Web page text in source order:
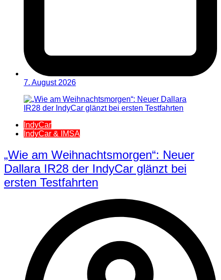
7. August 2026
IndyCar
IndyCar & IMSA
„Wie am Weihnachtsmorgen“: Neuer
Dallara IR28 der IndyCar glänzt bei
ersten Testfahrten